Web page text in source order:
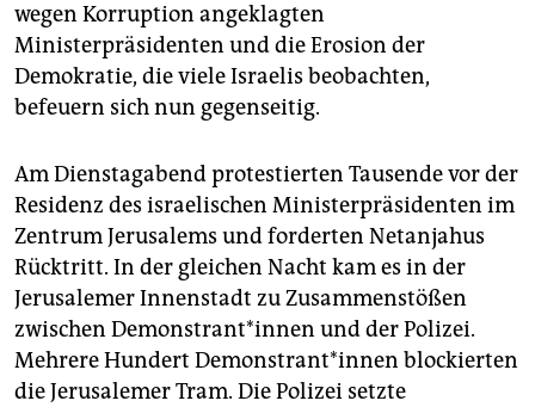
wegen Korruption angeklagten
Ministerpräsidenten und die Erosion der
Demokratie, die viele Israelis beobachten,
befeuern sich nun gegenseitig.
Am Dienstagabend protestierten Tausende vor der
Residenz des israelischen Ministerpräsidenten im
Zentrum Jerusalems und forderten Netanjahus
Rücktritt. In der gleichen Nacht kam es in der
Jerusalemer Innenstadt zu Zusammenstößen
zwischen Demonstrant*innen und der Polizei.
Mehrere Hundert Demonstrant*innen blockierten
die Jerusalemer Tram. Die Polizei setzte